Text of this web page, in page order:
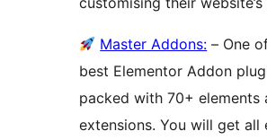
Master Addons: – One
best Elementor Addon
packed with 70+ elements
extensions. You will get all